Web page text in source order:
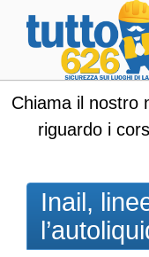
Chiama il nostro
riguardo i
Inail,